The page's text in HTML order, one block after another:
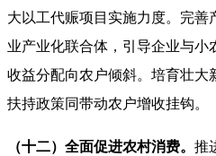
大以工代赈项目实施力度。完善
业产业化联合体，引导企业与小
收益分配向农户倾斜。培育壮大
扶持政策同带动农户增收挂钩。
（十二）全面促进农村消费。 推